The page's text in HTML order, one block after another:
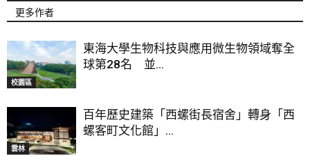
更多作者
校園區
東海大學生物科技與應用微生物領域奪全
球第28名 並...
雲林
百年歷史建築「西螺街長宿舍」轉身「西
螺客町文化館」...